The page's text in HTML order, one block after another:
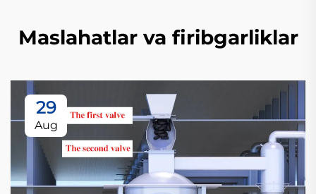
Maslahatlar va firibgarliklar
29
Aug